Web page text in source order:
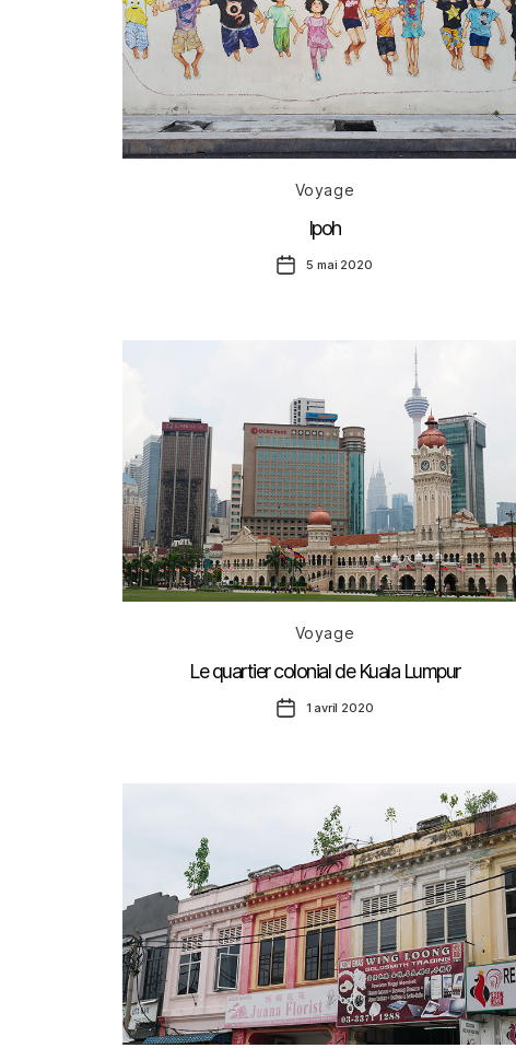
Voyage
Ipoh
Date
de
5 mai 2020
Voyage
Le quartier colonial de Kuala Lumpur
Date
de
1 avril 2020